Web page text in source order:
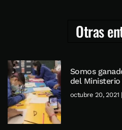
Otras
Somos
del
octubre 20, 2021